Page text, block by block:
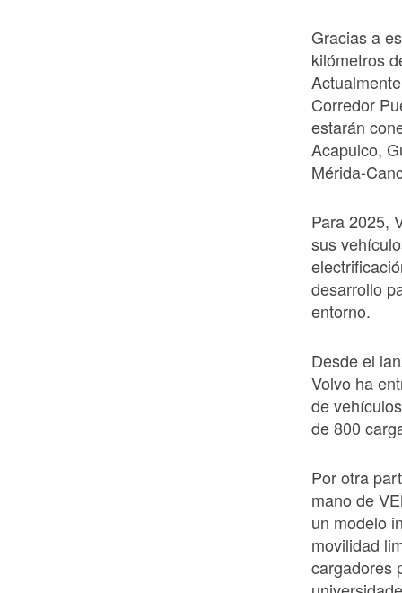
Gracias a
kilómetros
Corredor
estarán
Acapulco,
Mérida-
Para 2025,
sus
desarrollo
entorno.
Desde el
Volvo ha
de
de 800
Por otra
mano de
un modelo
movilidad
cargadores